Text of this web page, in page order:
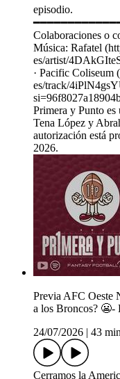
episodio.
Colaboraciones o
Música: Rafatel
es/artist/
· Pacific Coliseum
es/track/
Primera y Punto
Tena López y
autorización está
2026.
Previa AFC Oeste
a los Broncos? 😬-
24/07/2026
43
Cerramos la